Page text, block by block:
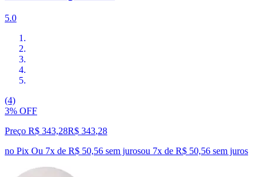
5.0
(4)
3% OFF
Preço R$ 343,28R$ 343,28
no Pix Ou 7x de R$ 50,56 sem jurosou 7x de R$ 50,56 sem juros